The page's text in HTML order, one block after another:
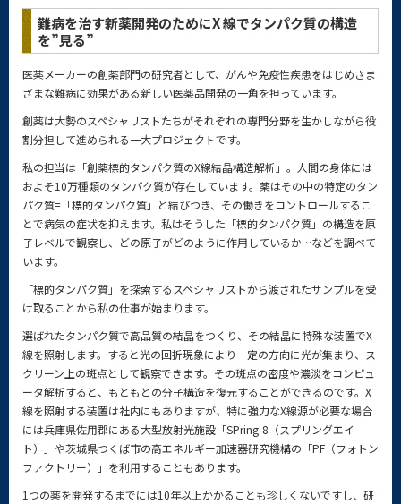
難病を治す新薬開発のためにX 線でタンパク質の構造
を”見る”
医薬メーカーの創薬部門の研究者として、がんや免疫性疾患をはじめさま
ざまな難病に効果がある新しい医薬品開発の一角を担っています。
創薬は大勢のスペシャリストたちがそれぞれの専門分野を生かしながら役
割分担して進められる一大プロジェクトです。
私の担当は「創薬標的タンパク質のX線結晶構造解析」。人間の身体には
およそ10万種類のタンパク質が存在しています。薬はその中の特定のタン
パク質=「標的タンパク質」と結びつき、その働きをコントロールするこ
とで病気の症状を抑えます。私はそうした「標的タンパク質」の構造を原
子レベルで観察し、どの原子がどのように作用しているか…などを調べて
います。
「標的タンパク質」を探索するスペシャリストから渡されたサンプルを受
け取ることから私の仕事が始まります。
選ばれたタンパク質で高品質の結晶をつくり、その結晶に特殊な装置でX
線を照射します。すると光の回折現象により一定の方向に光が集まり、ス
クリーン上の斑点として観察できます。その斑点の密度や濃淡をコンピュ
ータ解析すると、もともとの分子構造を復元することができるのです。X
線を照射する装置は社内にもありますが、特に強力なX線源が必要な場合
には兵庫県佐用郡にある大型放射光施設「SPring-8（スプリングエイ
ト）」や茨城県つくば市の高エネルギー加速器研究機構の「PF（フォトン
ファクトリー）」を利用することもあります。
1つの薬を開発するまでには10年以上かかることも珍しくないですし、研